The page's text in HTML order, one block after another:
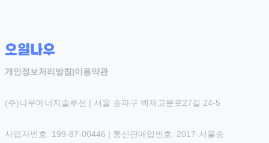
개인정보처리방침 |이용약관
(주)나우에너지솔루션 | 서울 송파구 백제고분로27길 24-5
사업자번호: 199-87-00446 | 통신판매업번호: 2017-서울송